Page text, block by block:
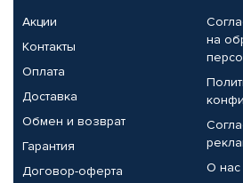
Акции
Контакты
Оплата
Доставка
Обмен и возврат
Гарантия
Договор-оферта
на
О нас